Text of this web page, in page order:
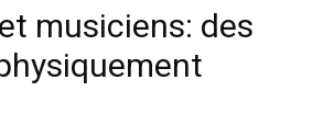
musiciens: des